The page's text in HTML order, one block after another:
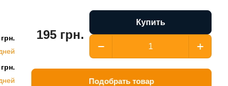
195 грн.
Купить
Подобрать товар